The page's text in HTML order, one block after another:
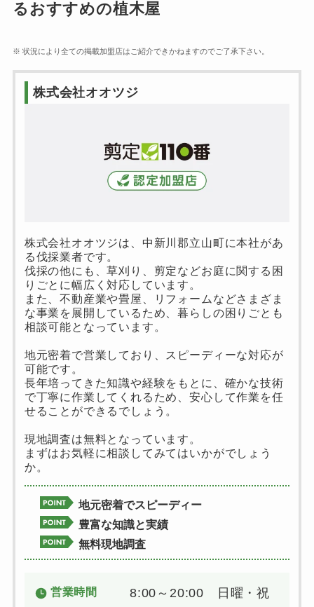
るおすすめの植木屋
※ 状況により全ての掲載加盟店はご紹介できかねますのでご了承下さい。
株式会社オオツジ
株式会社オオツジは、中新川郡立山町に本社があ
る伐採業者です。
伐採の他にも、草刈り、剪定などお庭に関する困
りごとに幅広く対応しています。
また、不動産業や畳屋、リフォームなどさまざま
な事業を展開しているため、暮らしの困りごとも
相談可能となっています。
地元密着で営業しており、スピーディーな対応が
可能です。
長年培ってきた知識や経験をもとに、確かな技術
で丁寧に作業してくれるため、安心して作業を任
せることができるでしょう。
現地調査は無料となっています。
まずはお気軽に相談してみてはいかがでしょう
か。
地元密着でスピーディー
豊富な知識と実績
無料現地調査
営業時間
8:00～20:00 日曜・祝